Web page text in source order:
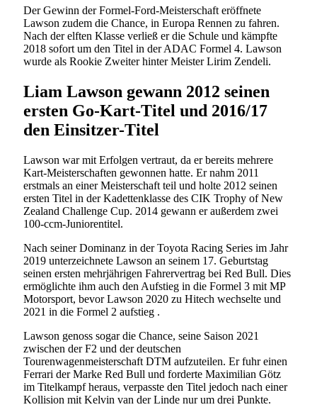
Der Gewinn der Formel-Ford-Meisterschaft eröffnete
Lawson zudem die Chance, in Europa Rennen zu fahren.
Nach der elften Klasse verließ er die Schule und kämpfte
2018 sofort um den Titel in der ADAC Formel 4. Lawson
wurde als Rookie Zweiter hinter Meister Lirim Zendeli.
Liam Lawson gewann 2012 seinen
ersten Go-Kart-Titel und 2016/17
den Einsitzer-Titel
Lawson war mit Erfolgen vertraut, da er bereits mehrere
Kart-Meisterschaften gewonnen hatte. Er nahm 2011
erstmals an einer Meisterschaft teil und holte 2012 seinen
ersten Titel in der Kadettenklasse des CIK Trophy of New
Zealand Challenge Cup. 2014 gewann er außerdem zwei
100-ccm-Juniorentitel.
Nach seiner Dominanz in der Toyota Racing Series im Jahr
2019 unterzeichnete Lawson an seinem 17. Geburtstag
seinen ersten mehrjährigen Fahrervertrag bei Red Bull. Dies
ermöglichte ihm auch den Aufstieg in die Formel 3 mit MP
Motorsport, bevor Lawson 2020 zu Hitech wechselte und
2021 in die Formel 2 aufstieg .
Lawson genoss sogar die Chance, seine Saison 2021
zwischen der F2 und der deutschen
Tourenwagenmeisterschaft DTM aufzuteilen. Er fuhr einen
Ferrari der Marke Red Bull und forderte Maximilian Götz
im Titelkampf heraus, verpasste den Titel jedoch nach einer
Kollision mit Kelvin van der Linde nur um drei Punkte.